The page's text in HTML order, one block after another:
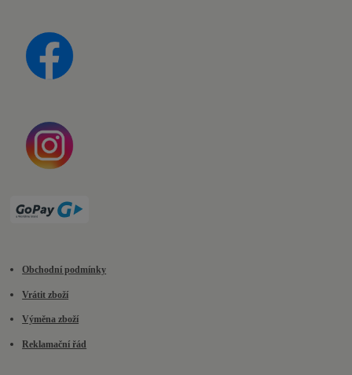
Obchodní podmínky
Vrátit zboží
Výměna zboží
Reklamační řád